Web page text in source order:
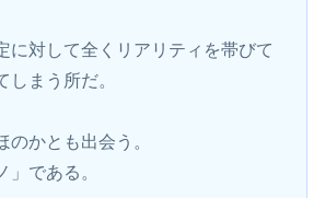
に対して全くリアリティを帯びて
しまう所だ。
のかとも出会う。
」である。